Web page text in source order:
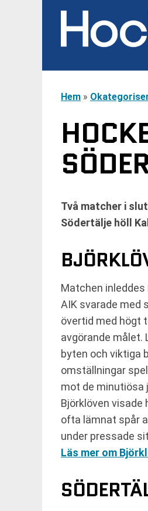
Hem »
Två matcher i
Södertälje höll
Matchen
AIK svarade med
övertid med högt
avgörande
byten och viktiga
omställningar
mot de minutiösa
Björklöven
ofta lämnat spår
under pressade
Läs mer om